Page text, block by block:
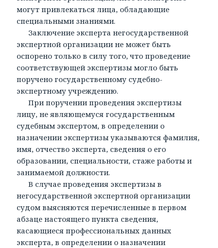
могут привлекаться лица, обладающие
специальными знаниями.
Заключение эксперта негосударственной
экспертной организации не может быть
оспорено только в силу того, что проведение
соответствующей экспертизы могло быть
поручено государственному судебно-
экспертному учреждению.
При поручении проведения экспертизы
лицу, не являющемуся государственным
судебным экспертом, в определении о
назначении экспертизы указываются фамилия,
имя, отчество эксперта, сведения о его
образовании, специальности, стаже работы и
занимаемой должности.
В случае проведения экспертизы в
негосударственной экспертной организации
судом выясняются перечисленные в первом
абзаце настоящего пункта сведения,
касающиеся профессиональных данных
эксперта, в определении о назначении